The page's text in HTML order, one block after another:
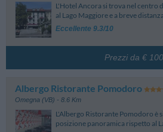
L'Hotel Ancora si trova nel centro
al Lago Maggiore e a breve
Eccellente 9.3/10
Prezzi da € 100
Albergo Ristorante Pomodoro
Omegna (VB) - 8.6 Km
L'Albergo Ristorante Pomodoro è
posizione panoramica rispetto al